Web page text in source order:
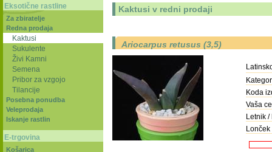
Kaktusi v redni prodaji
Ariocarpus retusus (3,5)
Koda
Vaša
Letnik /
Lonček
Eksotične rastline
Za zbiratelje
Redna prodaja
Kaktusi
Sukulente
Živi Kamni
Semena
Pribor za vzgojo
Tilancije
Posebna ponudba
Veleprodaja
Iskanje rastlin
E-trgovina
Košarica